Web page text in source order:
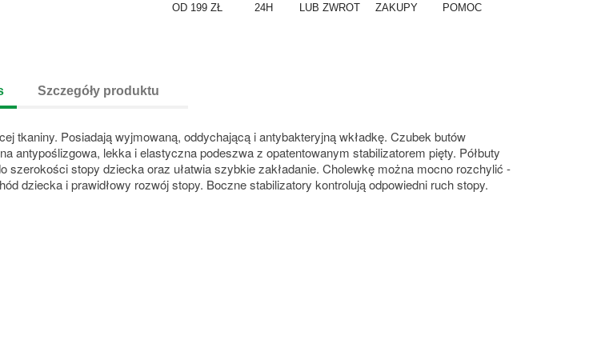
OD 199 ZŁ
24H
LUB ZWROT
ZAKUPY
POMOC
Szczegóły produktu
tkaniny. Posiadają wyjmowaną, oddychającą i antybakteryjną wkładkę. Czubek butów
antypoślizgowa, lekka i elastyczna podeszwa z opatentowanym stabilizatorem pięty. Półbuty
stopy dziecka oraz ułatwia szybkie zakładanie. Cholewkę można mocno rozchylić -
dziecka i prawidłowy rozwój stopy. Boczne stabilizatory kontrolują odpowiedni ruch stopy.